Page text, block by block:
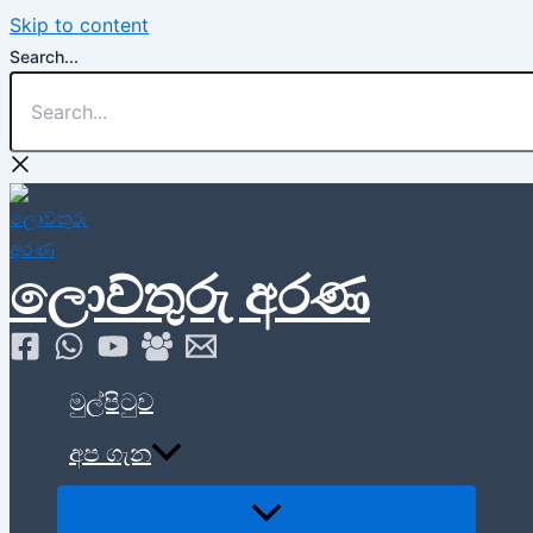
Skip to content
Search...
ලොව්තුරු අරණ
මුල්පිටුව
අප ගැන